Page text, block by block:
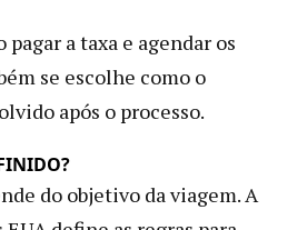
a taxa e agendar os
se escolhe como o
após o processo.
do objetivo da viagem. A